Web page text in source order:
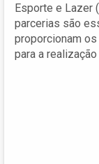
Esporte e Lazer
parcerias são
proporcionam
para a